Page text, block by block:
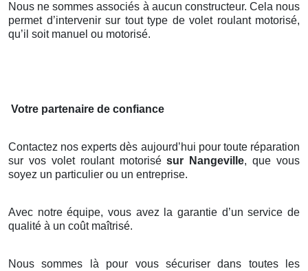
Nous ne sommes associés à aucun constructeur. Cela nous
permet d’intervenir sur tout type de volet roulant motorisé,
qu’il soit manuel ou motorisé.
Votre partenaire de confiance
Contactez nos experts dès aujourd’hui pour toute réparation
sur vos volet roulant motorisésur Nangeville, que vous
soyez un particulier ou un entreprise.
Avec notre équipe, vous avez la garantie d’un service de
qualité à un coût maîtrisé.
Nous sommes là pour vous sécuriser dans toutes les